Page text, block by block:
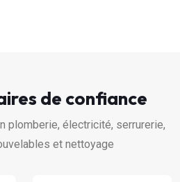
de confiance
plomberie, électricité, serrurerie,
et nettoyage